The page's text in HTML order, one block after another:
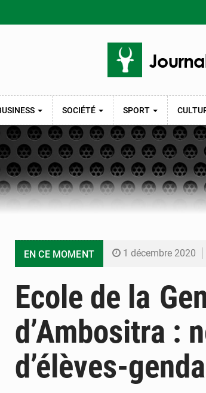
SOCIÉTÉ SPORT
EN CE MOMENT 1 décembre 2020
1 décembre 2020
16 avril 2020 Le
16 avril 2020 Le
Ecole de la
d’Ambositra :
d’élèves-